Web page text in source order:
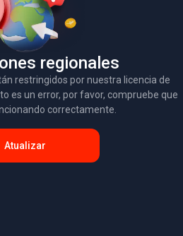
regionales
restringidos por nuestra licencia de
es un error, por favor, compruebe que
correctamente.
Atualizar